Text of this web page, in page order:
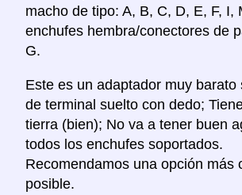
macho de tipo: A, B, C, D, E, F, I,
enchufes hembra/conectores de
G.
Este es un adaptador muy barato
de terminal suelto con dedo;
tierra (bien); No va a tener buen
todos los enchufes soportados.
Recomendamos una opción más
posible.